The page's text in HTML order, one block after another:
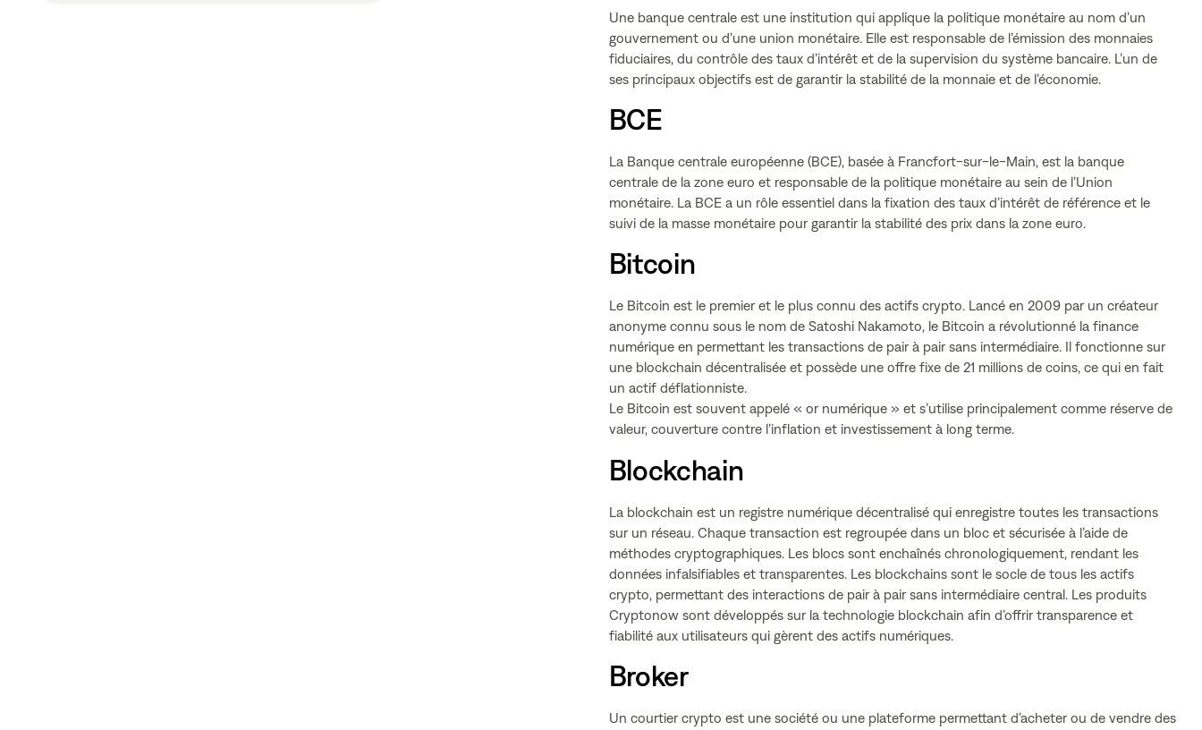
Une banque centrale est une institution qui applique la politique monétaire au nom d’un
gouvernement ou d’une union monétaire. Elle est responsable de l’émission des monnaies
fiduciaires, du contrôle des taux d’intérêt et de la supervision du système bancaire. L’un de
ses principaux objectifs est de garantir la stabilité de la monnaie et de l’économie.
BCE
La Banque centrale européenne (BCE), basée à Francfort-sur-le-Main, est la banque
centrale de la zone euro et responsable de la politique monétaire au sein de l’Union
monétaire. La BCE a un rôle essentiel dans la fixation des taux d’intérêt de référence et le
suivi de la masse monétaire pour garantir la stabilité des prix dans la zone euro.
Bitcoin
Le Bitcoin est le premier et le plus connu des actifs crypto. Lancé en 2009 par un créateur
anonyme connu sous le nom de Satoshi Nakamoto, le Bitcoin a révolutionné la finance
numérique en permettant les transactions de pair à pair sans intermédiaire. Il fonctionne sur
une blockchain décentralisée et possède une offre fixe de 21 millions de coins, ce qui en fait
un actif déflationniste.
Le Bitcoin est souvent appelé « or numérique » et s’utilise principalement comme réserve de
valeur, couverture contre l’inflation et investissement à long terme.
Blockchain
La blockchain est un registre numérique décentralisé qui enregistre toutes les transactions
sur un réseau. Chaque transaction est regroupée dans un bloc et sécurisée à l’aide de
méthodes cryptographiques. Les blocs sont enchaînés chronologiquement, rendant les
données infalsifiables et transparentes. Les blockchains sont le socle de tous les actifs
crypto, permettant des interactions de pair à pair sans intermédiaire central. Les produits
Cryptonow sont développés sur la technologie blockchain afin d’offrir transparence et
fiabilité aux utilisateurs qui gèrent des actifs numériques.
Broker
Un courtier crypto est une société ou une plateforme permettant d’acheter ou de vendre des